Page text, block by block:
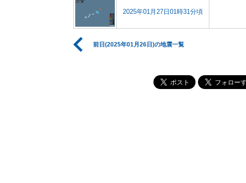
2025年01月27日01時31分頃
前日(2025年01月26日)の地震一覧